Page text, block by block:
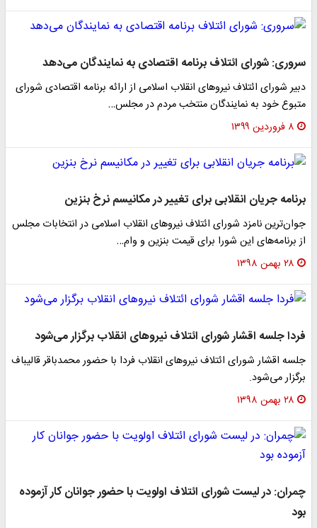
سروری: شورای ائتلاف برنامه اقتصادی به نمایندگان می‌دهد
دبیر شورای ائتلاف نیرو‌های انقلاب اسلامی از ارائه برنامه اقتصادی شورای
متبوع خود به نمایندگان منتخب مردم در مجلس…
۸ فروردین ۱۳۹۹
برنامه جریان انقلابی برای تغییر در مکانیسم نرخ بنزین
جوان‌ترین نامزد شورای ائتلاف نیروهای انقلاب اسلامی در انتخابات مجلس
از برنامه‌های این شورا برای قیمت بنزین و وام…
۲۸ بهمن ۱۳۹۸
فردا جلسه اقشار شورای ائتلاف نیروهای انقلاب برگزار می‌شود
جلسه اقشار شورای ائتلاف نیروهای انقلاب فردا با حضور محمدباقر قالیباف
برگزار می‌شود.
۲۸ بهمن ۱۳۹۸
چمران: در لیست شورای ائتلاف اولویت با حضور جوانان کار آزموده
بود